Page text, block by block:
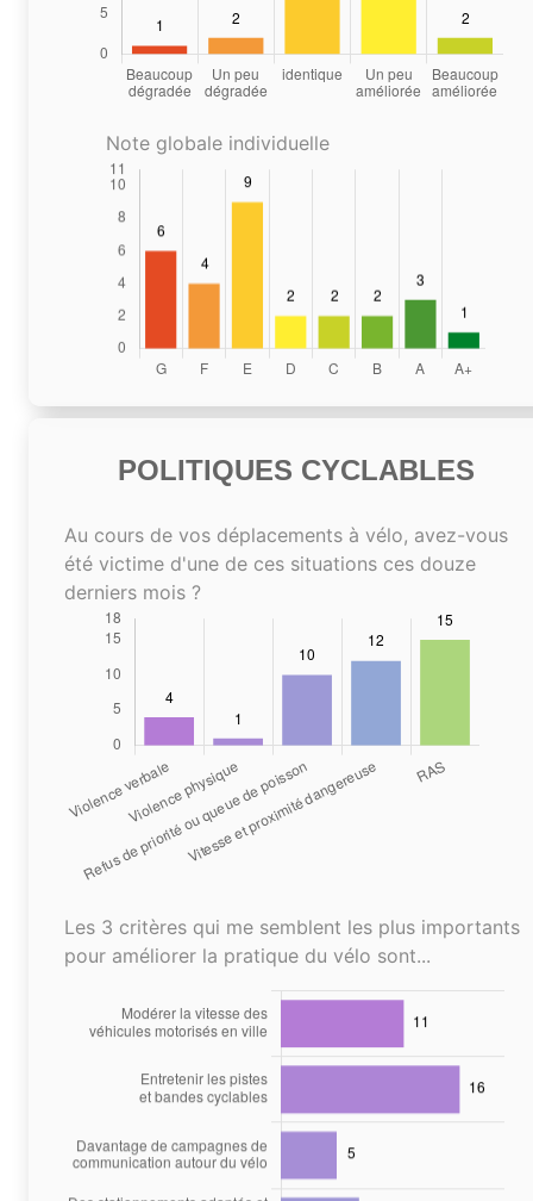
Note globale individuelle
POLITIQUES CYCLABLES
Au cours de vos déplacements à vélo, avez-vous
été victime d'une de ces situations ces douze
derniers mois ?
Les 3 critères qui me semblent les plus importants
pour améliorer la pratique du vélo sont...